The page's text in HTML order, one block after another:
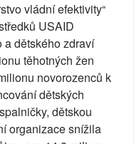
vládní efektivity“
USAID
a dětského zdraví
těhotných žen
novorozenců k
dětských
dětskou
organizace snížila